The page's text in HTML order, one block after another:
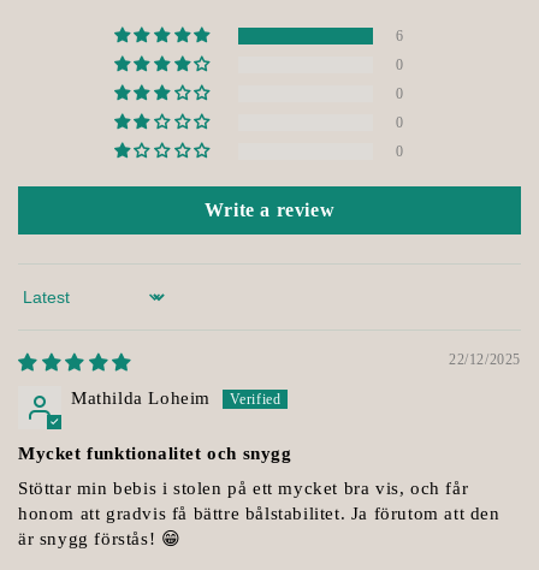
6
0
0
0
0
Write a review
Sort by
22/12/2025
Mathilda Loheim
Mycket funktionalitet och snygg
Stöttar min bebis i stolen på ett mycket bra vis, och får
honom att gradvis få bättre bålstabilitet. Ja förutom att den
är snygg förstås! 😁